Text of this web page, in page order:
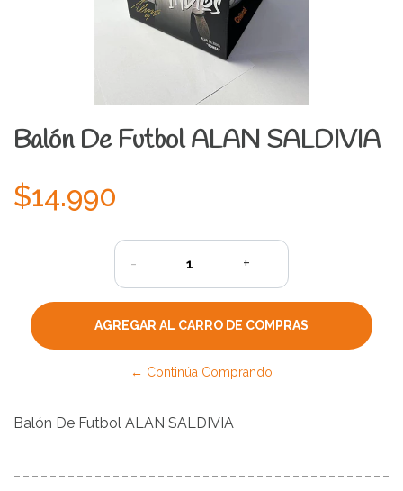
Balón De Futbol ALAN SALDIVIA
$14.990
- +
← Continúa Comprando
Balón De Futbol ALAN SALDIVIA